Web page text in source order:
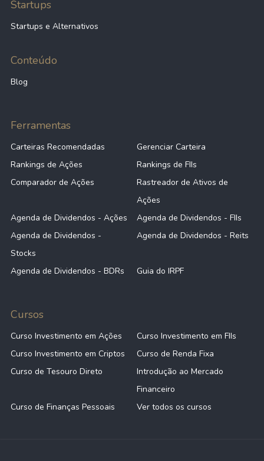
Startups
Startups e Alternativos
Conteúdo
Blog
Ferramentas
Carteiras Recomendadas
Gerenciar Carteira
Rankings de Ações
Rankings de FIIs
Comparador de Ações
Rastreador de Ativos de
Ações
Agenda de Dividendos - Ações
Agenda de Dividendos - FIIs
Agenda de Dividendos -
Stocks
Agenda de Dividendos - Reits
Agenda de Dividendos - BDRs Guia do IRPF
Cursos
Curso Investimento em Ações
Curso Investimento em FIIs
Curso Investimento em Criptos
Curso de Renda Fixa
Curso de Tesouro Direto
Introdução ao Mercado
Financeiro
Curso de Finanças Pessoais
Ver todos os cursos